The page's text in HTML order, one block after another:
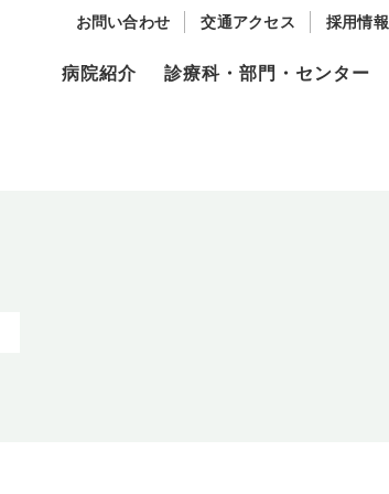
お問い合わせ 交通アクセス 採用情報
病院紹介 診療科・部門・センター